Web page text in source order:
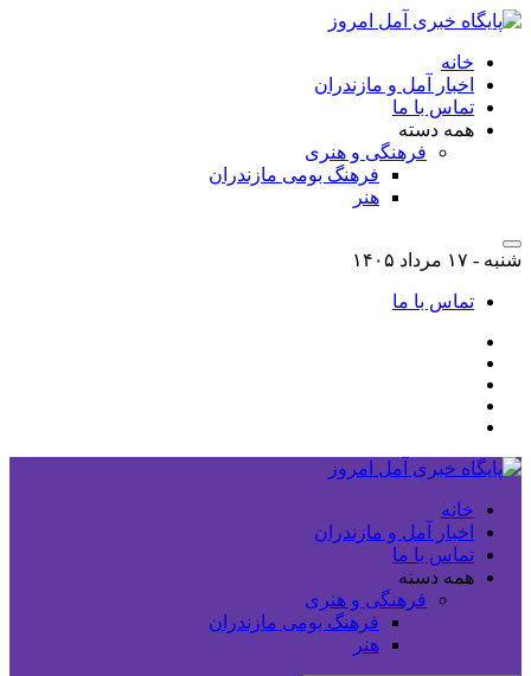
خانه
اخبار آمل و مازندران
تماس با ما
همه دسته
فرهنگی و هنری
فرهنگ بومی مازندران
هنر
شنبه - ۱۷ مرداد ۱۴۰۵
تماس با ما
خانه
اخبار آمل و مازندران
تماس با ما
همه دسته
فرهنگی و هنری
فرهنگ بومی مازندران
هنر